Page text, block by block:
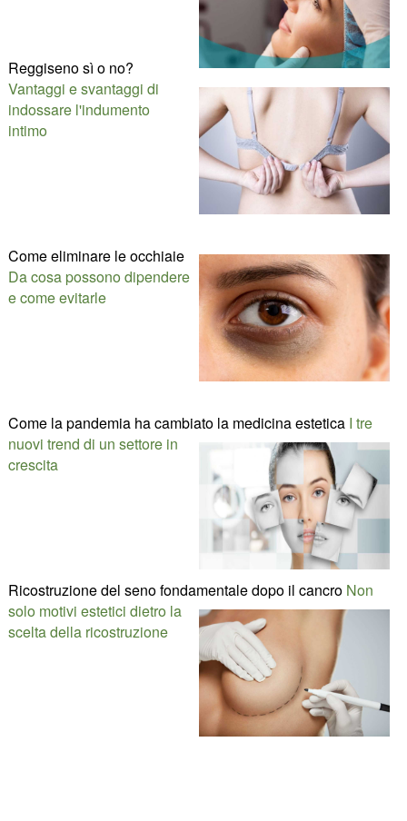
Reggiseno sì o no?
Vantaggi e svantaggi di
indossare l'indumento
intimo
Come eliminare le occhiaie
Da cosa possono dipendere
e come evitarle
Come la pandemia ha cambiato la medicina estetica I tre
nuovi trend di un settore in
crescita
Ricostruzione del seno fondamentale dopo il cancro Non
solo motivi estetici dietro la
scelta della ricostruzione